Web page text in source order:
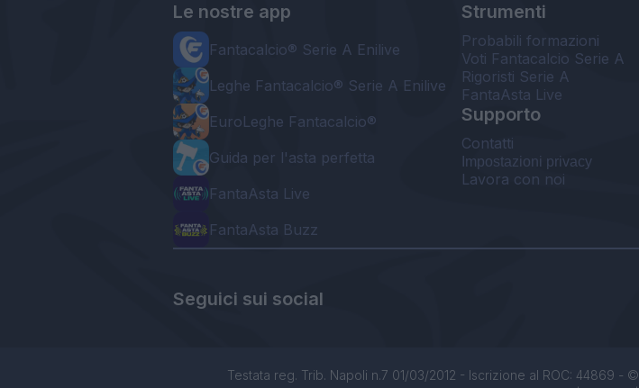
Le nostre app
Fantacalcio® Serie A Enilive
Leghe Fantacalcio® Serie A Enilive
EuroLeghe Fantacalcio®
Guida per l'asta perfetta
FantaAsta Live
FantaAsta Buzz
Strumenti
Probabili formazioni
Voti Fantacalcio Serie A
Rigoristi Serie A
FantaAsta Live
Supporto
Contatti
Impostazioni privacy
Lavora con noi
Seguici sui social
Testata reg. Trib. Napoli n.7 01/03/2012 - Iscrizione al ROC: 44869 -